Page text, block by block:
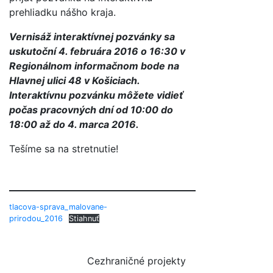
prehliadku nášho kraja.
Vernisáž interaktívnej pozvánky sa
uskutoční 4. februára 2016 o 16:30 v
Regionálnom informačnom bode na
Hlavnej ulici 48 v Košiciach.
Interaktívnu pozvánku môžete vidieť
počas pracovných dní od 10:00 do
18:00 až do 4. marca 2016.
Tešíme sa na stretnutie!
tlacova-sprava_malovane-
prirodou_2016
Stiahnuť
Cezhraničné projekty